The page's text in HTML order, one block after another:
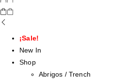
¡Sale!
New In
Shop
Abrigos / Trench